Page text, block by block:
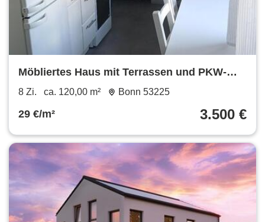
Möbliertes Haus mit Terrassen und PKW-
Stellplätzen zu vermieten!
8 Zi. ca. 120,00 m² Bonn 53225
29 €/m² 3.500 €